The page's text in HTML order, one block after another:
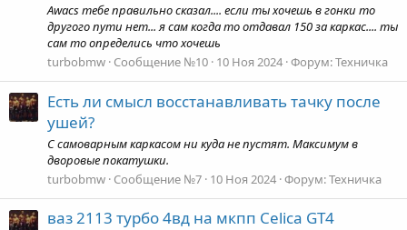
Awacs тебе правильно сказал.... если ты хочешь в гонки то
другого пути нет... я сам когда то отдавал 150 за каркас.... ты
сам то определись что хочешь
turbobmw Сообщение №10 10 Ноя 2024 Форум:Техничка
Есть ли смысл восстанавливать тачку после
ушей?
С самоварным каркасом ни куда не пустят. Максимум в
дворовые покатушки.
turbobmw Сообщение №7 10 Ноя 2024 Форум:Техничка
ваз 2113 турбо 4вд на мкпп Celica GT4